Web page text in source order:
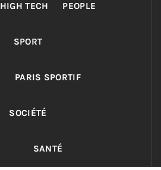
HIGH TECH PEOPLE
SPORT
PARIS SPORTIF
SOCIÉTÉ
SANTÉ